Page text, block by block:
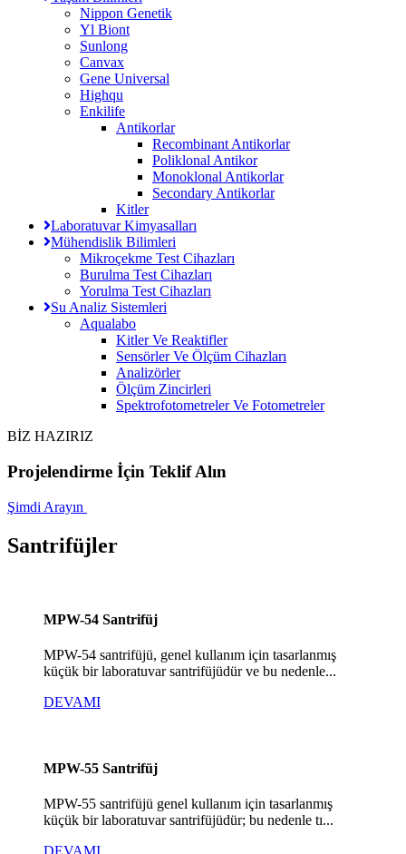
Nippon Genetik
Yl Biont
Sunlong
Canvax
Gene Universal
Highqu
Enkilife
Antikorlar
Recombinant Antikorlar
Poliklonal Antikor
Monoklonal Antikorlar
Secondary Antikorlar
Kitler
Laboratuvar Kimyasalları
Mühendislik Bilimleri
Mikroçekme Test Cihazları
Burulma Test Cihazları
Yorulma Test Cihazları
Su Analiz Sistemleri
Aqualabo
Kitler Ve Reaktifler
Sensörler Ve Ölçüm Cihazları
Analizörler
Ölçüm Zincirleri
Spektrofotometreler Ve Fotometreler
BİZ HAZIRIZ
Projelendirme İçin Teklif Alın
Şimdi Arayın
Santrifüjler
MPW-54 Santrifüj
MPW-54 santrifüjü, genel kullanım için tasarlanmış
küçük bir laboratuvar santrifüjüdür ve bu nedenle...
DEVAMI
MPW-55 Santrifüj
MPW-55 santrifüjü genel kullanım için tasarlanmış
küçük bir laboratuvar santrifüjüdür; bu nedenle tı...